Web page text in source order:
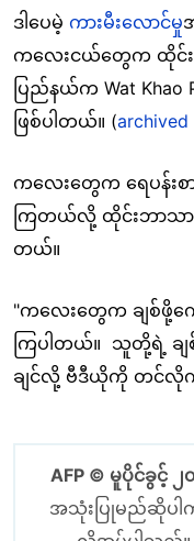
ဒါပေမဲ့ ကားမီးလောင်မှု
ကလေးငယ်တွေက ထိုင်းနို
ပြည်နယ်က Wat Khao
ဖြစ်ပါတယ်။ (archived
ကလေးတွေက ရေပန်း
ကြတယ်လို့ ထိုင်းဘာသာစက
တယ်။
"ကလေးတွေက ချစ်ဖို့က
ကြပါတယ်။ သူတို့ရဲ့ ခ
ချင်လို့ ဗီဒီယိုကို တင်လိုက်
AFP © မူပိုင်ခွင့် ၂
အသုံးပြုမည်ဆိုပါက